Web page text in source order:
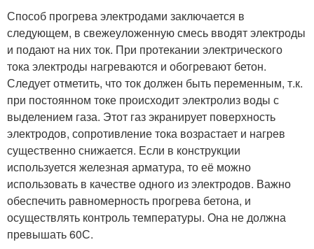
Способ прогрева электродами заключается в
следующем, в свежеуложенную смесь вводят электроды
и подают на них ток. При протекании электрического
тока электроды нагреваются и обогревают бетон.
Следует отметить, что ток должен быть переменным, т.к.
при постоянном токе происходит электролиз воды с
выделением газа. Этот газ экранирует поверхность
электродов, сопротивление тока возрастает и нагрев
существенно снижается. Если в конструкции
используется железная арматура, то её можно
использовать в качестве одного из электродов. Важно
обеспечить равномерность прогрева бетона, и
осуществлять контроль температуры. Она не должна
превышать 60С.